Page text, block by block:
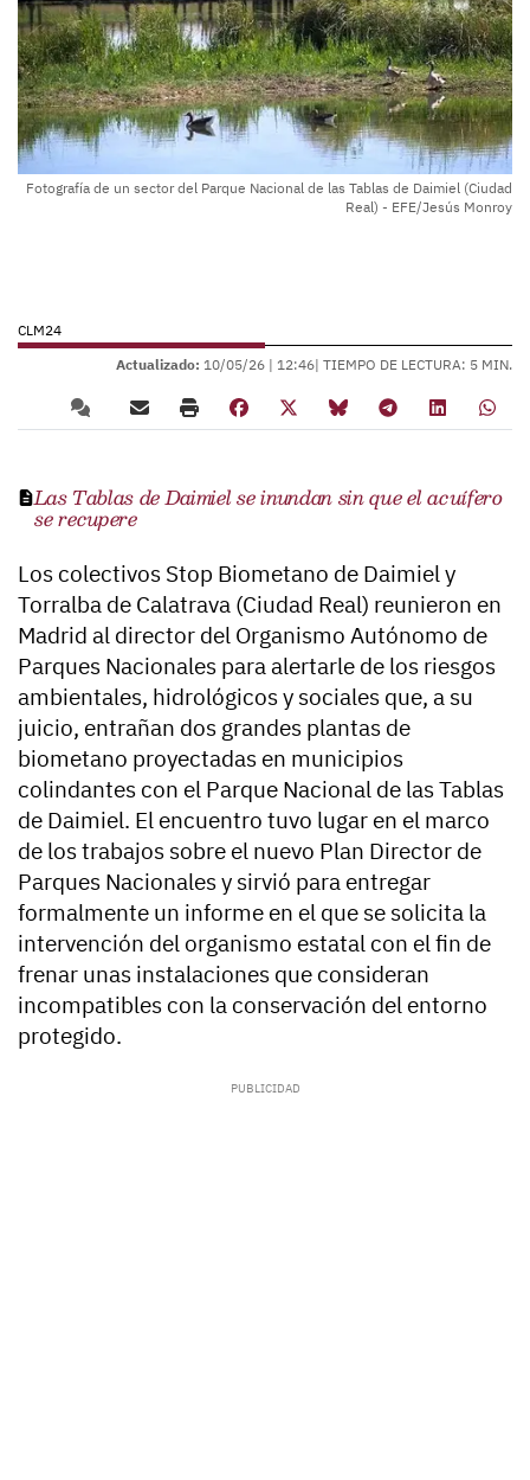
Fotografía de un sector del Parque Nacional de las Tablas de Daimiel (Ciudad
Real) - EFE/Jesús Monroy
CLM24
Actualizado: 10/05/26 | 12:46| TIEMPO DE LECTURA: 5 MIN.
Las Tablas de Daimiel se inundan sin que el acuífero
se recupere
Los colectivos Stop Biometano de Daimiel y
Torralba de Calatrava (Ciudad Real) reunieron en
Madrid al director del Organismo Autónomo de
Parques Nacionales para alertarle de los riesgos
ambientales, hidrológicos y sociales que, a su
juicio, entrañan dos grandes plantas de
biometano proyectadas en municipios
colindantes con el Parque Nacional de las Tablas
de Daimiel. El encuentro tuvo lugar en el marco
de los trabajos sobre el nuevo Plan Director de
Parques Nacionales y sirvió para entregar
formalmente un informe en el que se solicita la
intervención del organismo estatal con el fin de
frenar unas instalaciones que consideran
incompatibles con la conservación del entorno
protegido.